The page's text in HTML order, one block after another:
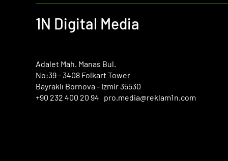
​Adalet Mah. Manas Bul.
No:39 - 3408 Folkart Tower
Bayraklı Bornova - İzmir 35530
+90 232 400 20 94 pro.media@reklam1n.com
1N Digital Media